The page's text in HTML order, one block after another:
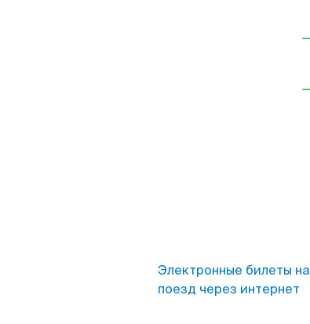
Электронные билеты на
поезд через интернет